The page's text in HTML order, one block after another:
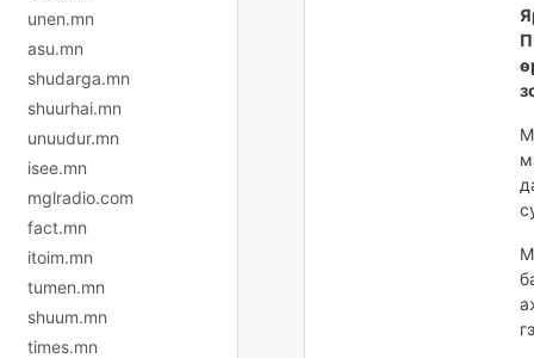
unen.mn
asu.mn
shudarga.mn
shuurhai.mn
unuudur.mn
isee.mn
mglradio.com
fact.mn
itoim.mn
tumen.mn
shuum.mn
times.mn